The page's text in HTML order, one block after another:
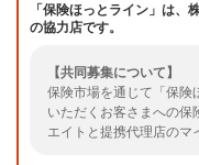
「保険ほっとライン」は、
の協力店です。
【共同募集について】
保険市場を通じて「保険
いただくお客さまへの保
エイトと提携代理店のマ